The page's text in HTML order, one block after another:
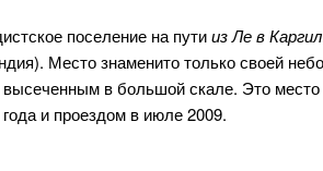
поселение на путииз Ле в Каргил
Место знаменито только своей
высеченным в большой скале. Это
и проездом в июле 2009.